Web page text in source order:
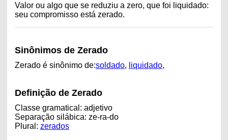
Valor ou algo que se reduziu a zero, que foi liquidado:
seu compromisso está zerado.
Sinônimos de Zerado
Zerado é sinônimo de:soldado, liquidado,
Definição de Zerado
Classe gramatical: adjetivo
Separação silábica: ze-ra-do
Plural: zerados